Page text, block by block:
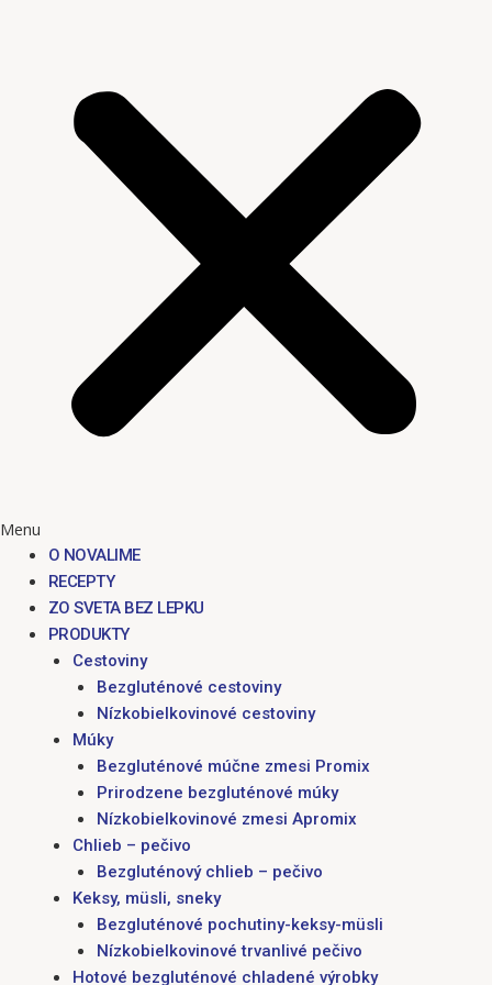
Menu
O NOVALIME
RECEPTY
ZO SVETA BEZ LEPKU
PRODUKTY
Cestoviny
Bezgluténové cestoviny
Nízkobielkovinové cestoviny
Múky
Bezgluténové múčne zmesi Promix
Prirodzene bezgluténové múky
Nízkobielkovinové zmesi Apromix
Chlieb – pečivo
Bezgluténový chlieb – pečivo
Keksy, müsli, sneky
Bezgluténové pochutiny-keksy-müsli
Nízkobielkovinové trvanlivé pečivo
Hotové bezgluténové chladené výrobky